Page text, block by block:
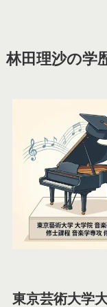
林田理沙の学
東京芸術大学